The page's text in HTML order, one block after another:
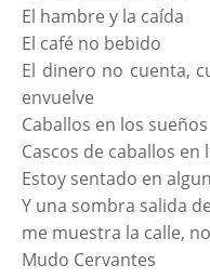
El hambre y la caída
El café no bebido
El dinero no cuenta,
envuelve
Caballos en los sueños
Cascos de caballos en
Estoy sentado en
Y una sombra salida
me muestra la calle,
Mudo Cervantes